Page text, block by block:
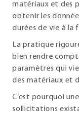
matériaux et des
obtenir les
durées de vie à la
La pratique
bien rendre
paramètres qui
des matériaux et
C’est pourquoi
sollicitations